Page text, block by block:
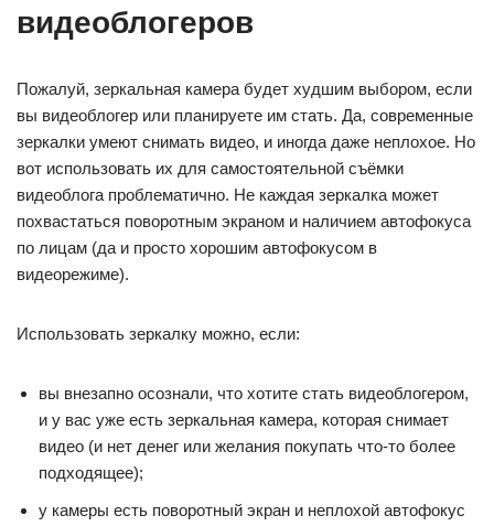
видеоблогеров
Пожалуй, зеркальная камера будет худшим выбором, если
вы видеоблогер или планируете им стать. Да, современные
зеркалки умеют снимать видео, и иногда даже неплохое. Но
вот использовать их для самостоятельной съёмки
видеоблога проблематично. Не каждая зеркалка может
похвастаться поворотным экраном и наличием автофокуса
по лицам (да и просто хорошим автофокусом в
видеорежиме).
Использовать зеркалку можно, если:
вы внезапно осознали, что хотите стать видеоблогером,
и у вас уже есть зеркальная камера, которая снимает
видео (и нет денег или желания покупать что-то более
подходящее);
у камеры есть поворотный экран и неплохой автофокус